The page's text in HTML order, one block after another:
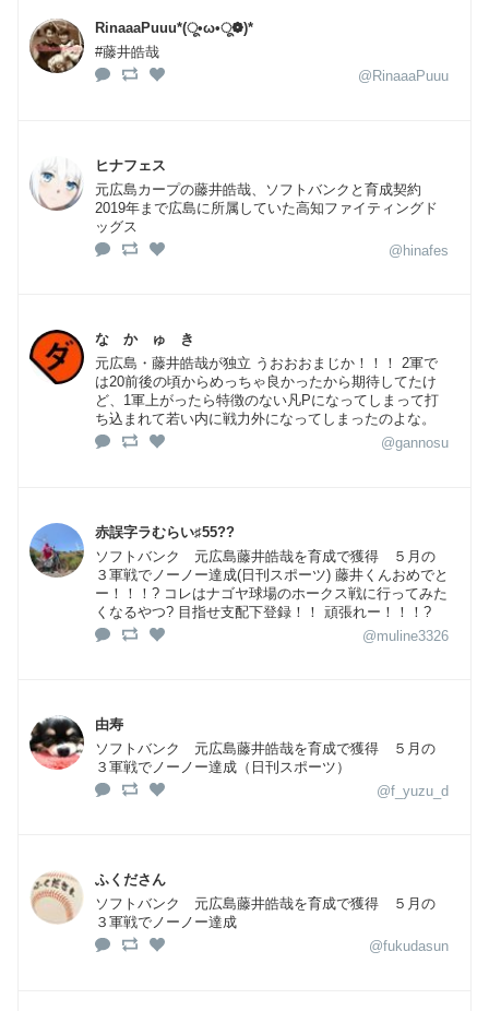
RinaaaPuuu*(ू•ω•ू❁)*
#藤井皓哉
@RinaaaPuuu
ヒナフェス
元広島カープの藤井皓哉、ソフトバンクと育成契約
2019年まで広島に所属していた高知ファイティングド
ッグス
@hinafes
な か ゅ き
元広島・藤井皓哉が独立 うおおおまじか！！！ 2軍で
は20前後の頃からめっちゃ良かったから期待してたけ
ど、1軍上がったら特徴のない凡Pになってしまって打
ち込まれて若い内に戦力外になってしまったのよな。
@gannosu
赤誤字ラむらい♯55??
ソフトバンク 元広島藤井皓哉を育成で獲得 ５月の
３軍戦でノーノー達成(日刊スポーツ) 藤井くんおめでと
ー！！！? コレはナゴヤ球場のホークス戦に行ってみた
くなるやつ? 目指せ支配下登録！！ 頑張れー！！！?
@muline3326
由寿
ソフトバンク 元広島藤井皓哉を育成で獲得 ５月の
３軍戦でノーノー達成（日刊スポーツ）
@f_yuzu_d
ふくださん
ソフトバンク 元広島藤井皓哉を育成で獲得 ５月の
３軍戦でノーノー達成
@fukudasun